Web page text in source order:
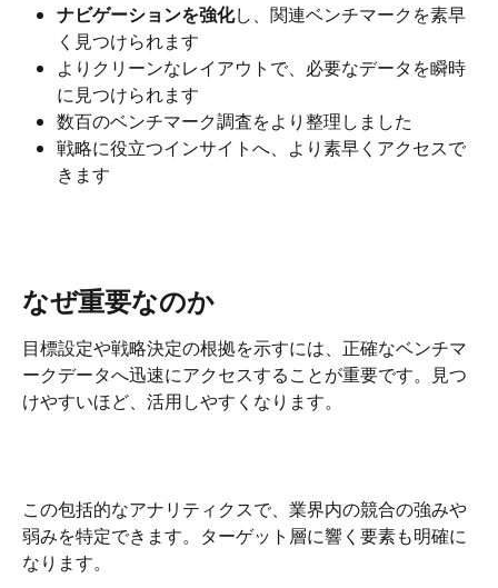
ナビゲーションを強化し、関連ベンチマークを素早
く見つけられます
よりクリーンなレイアウトで、必要なデータを瞬時
に見つけられます
数百のベンチマーク調査をより整理しました
戦略に役立つインサイトへ、より素早くアクセスで
きます
なぜ重要なのか
目標設定や戦略決定の根拠を示すには、正確なベンチマ
ークデータへ迅速にアクセスすることが重要です。見つ
けやすいほど、活用しやすくなります。
この包括的なアナリティクスで、業界内の競合の強みや
弱みを特定できます。ターゲット層に響く要素も明確に
なります。